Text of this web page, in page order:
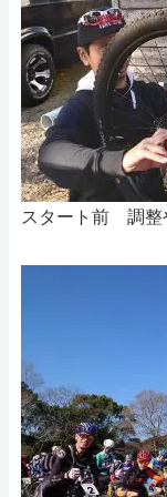
スタート前 調整